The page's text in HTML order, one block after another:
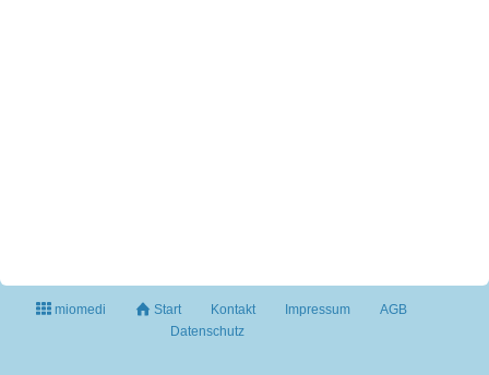
miomedi Start Kontakt Impressum
AGB
Datenschutz